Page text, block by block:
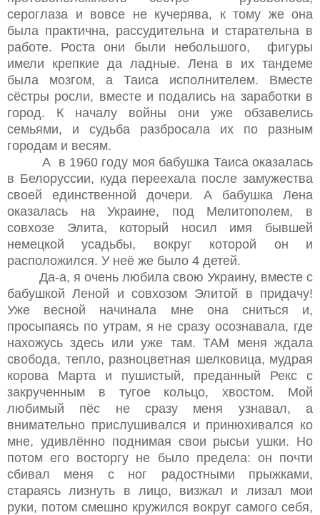
сероглаза и вовсе не кучерява, к тому же она
была практична, рассудительна и старательна в
работе. Роста они были небольшого, фигуры
имели крепкие да ладные. Лена в их тандеме
была мозгом, а Таиса исполнителем. Вместе
сёстры росли, вместе и подались на заработки в
город. К началу войны они уже обзавелись
семьями, и судьба разбросала их по разным
городам и весям.
А в 1960 году моя бабушка Таиса оказалась
в Белоруссии, куда переехала после замужества
своей единственной дочери. А бабушка Лена
оказалась на Украине, под Мелитополем, в
совхозе Элита, который носил имя бывшей
немецкой усадьбы, вокруг которой он и
расположился. У неё же было 4 детей.
Да-а, я очень любила свою Украину, вместе с
бабушкой Леной и совхозом Элитой в придачу!
Уже весной начинала мне она сниться и,
просыпаясь по утрам, я не сразу осознавала, где
нахожусь здесь или уже там. ТАМ меня ждала
свобода, тепло, разноцветная шелковица, мудрая
корова Марта и пушистый, преданный Рекс с
закрученным в тугое кольцо, хвостом. Мой
любимый пёс не сразу меня узнавал, а
внимательно прислушивался и принюхивался ко
мне, удивлённо поднимая свои рысьи ушки. Но
потом его восторгу не было предела: он почти
сбивал меня с ног радостными прыжками,
стараясь лизнуть в лицо, визжал и лизал мои
руки, потом смешно кружился вокруг самого себя,